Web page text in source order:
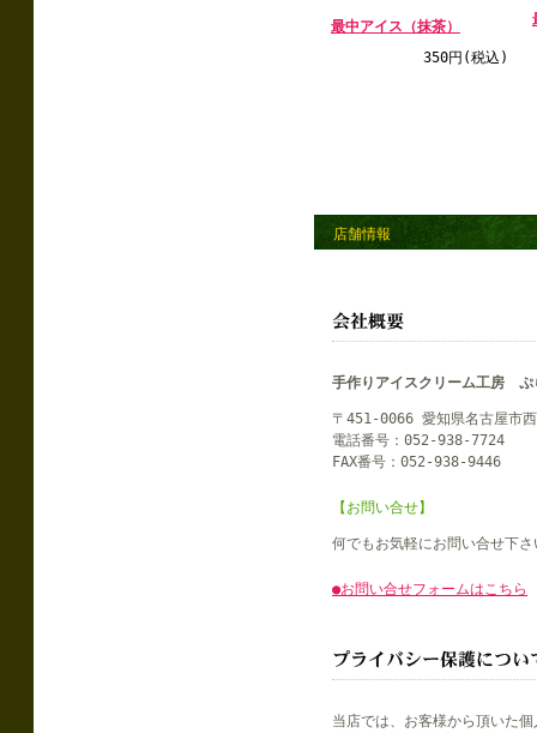
最中アイス（抹茶）
350円(税込)
店舗情報
手作りアイスクリーム工房 ぷ
〒451-0066 愛知県名古屋市
電話番号：052-938-7724
FAX番号：052-938-9446
【お問い合せ】
何でもお気軽にお問い合せ下さ
●お問い合せフォームはこちら
当店では、お客様から頂いた